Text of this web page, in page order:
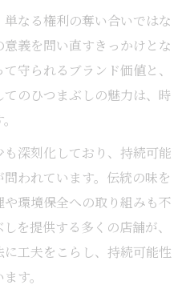
なる権利の奪い合いではな
義を問い直すきっかけとな
守られるブランド価値と、
のひつまぶしの魅力は、時
深刻化しており、持続可能
われています。伝統の味を
環境保全への取り組みも不
を提供する多くの店舗が、
工夫をこらし、持続可能性
す。